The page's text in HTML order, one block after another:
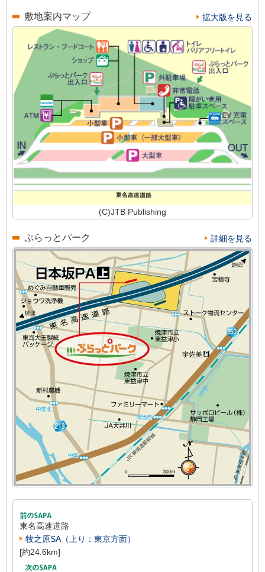
敷地案内マップ 拡大版を見る
(C)JTB Publishing
ぷらっとパーク 詳細を見る
東名高速道路
牧之原SA（上り：東京方面）
[約24.6km]